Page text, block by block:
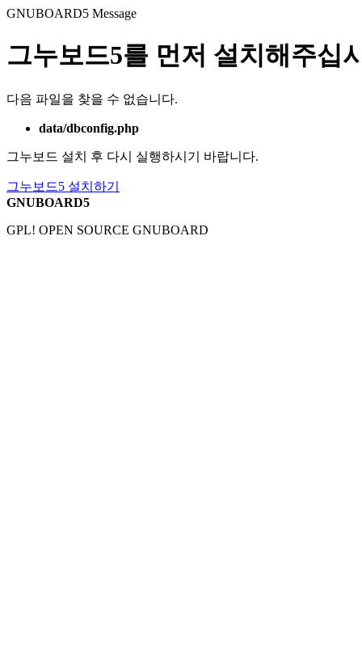
GNUBOARD5 Message
그누보드5를 먼저 설치해주십
다음 파일을 찾을 수 없습니다.
data/dbconfig.php
그누보드 설치 후 다시 실행하시기 바랍니다.
그누보드5 설치하기
GNUBOARD5
GPL! OPEN SOURCE GNUBOARD